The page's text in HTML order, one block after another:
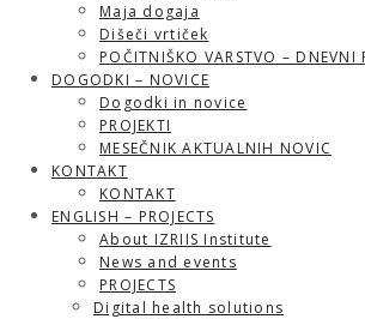
Maja dogaja
Dišeči vrtiček
POČITNIŠKO VARSTVO – DNEVNI
DOGODKI – NOVICE
Dogodki in novice
PROJEKTI
MESEČNIK AKTUALNIH NOVIC
KONTAKT
KONTAKT
ENGLISH – PROJECTS
About IZRIIS Institute
News and events
PROJECTS
Digital health solutions